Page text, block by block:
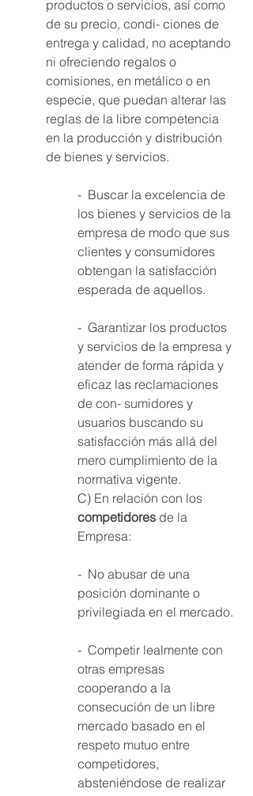
productos o servicios, así como
de su precio, condi- ciones de
entrega y calidad, no aceptando
ni ofreciendo regalos o
comisiones, en metálico o en
especie, que puedan alterar las
reglas de la libre competencia
en la producción y distribución
de bienes y servicios.
-  Buscar la excelencia de
los bienes y servicios de la
empresa de modo que sus
clientes y consumidores
obtengan la satisfacción
esperada de aquellos.
-  Garantizar los productos
y servicios de la empresa y
atender de forma rápida y
eficaz las reclamaciones
de con- sumidores y
usuarios buscando su
satisfacción más allá del
mero cumplimiento de la
normativa vigente.
C) En relación con los
competidores de la
Empresa:
-  No abusar de una
posición dominante o
privilegiada en el mercado.
-  Competir lealmente con
otras empresas
cooperando a la
consecución de un libre
mercado basado en el
respeto mutuo entre
competidores,
absteniéndose de realizar